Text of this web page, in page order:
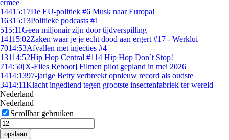
ermee
14415:17De EU-politiek #6 Musk naar Europa!
16315:13Politieke podcasts #1
515:11Geen miljonair zijn door tijdverspilling
14115:02Zaken waar je je echt dood aan ergert #17 - Werklui
7014:53Afvallen met injecties #4
13114:52Hip Hop Central #114 Hip Hop Don´t Stop!
714:50[X-Files Reboot] Filmen pilot gepland in mei 2026
1414:1397-jarige Betty verbreekt opnieuw record als oudste
3414:11Klacht ingediend tegen grootste insectenfabriek ter wereld
Nederland
Nederland
Scrollbar gebruiken
opslaan